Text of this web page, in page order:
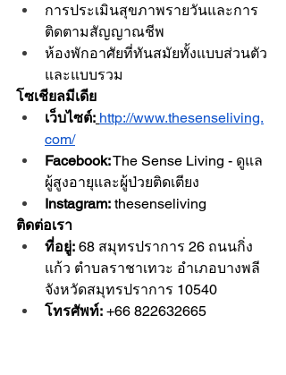
การประเมินสุขภาพรายวันและการ
ติดตามสัญญาณชีพ
ห้องพักอาศัยที่ทันสมัยทั้งแบบส่วนตัว
และแบบรวม
โซเชียลมีเดีย
เว็บไซต์: http://www.thesenseliving.
com/
Facebook: The Sense Living - ดูแล
ผู้สูงอายุและผู้ป่วยติดเตียง
Instagram: thesenseliving
ติดต่อเรา
ที่อยู่: 68 สมุทรปราการ 26 ถนนกิ่ง
แก้ว ตำบลราชาเทวะ อำเภอบางพลี
จังหวัดสมุทรปราการ 10540
โทรศัพท์: +66 822632665